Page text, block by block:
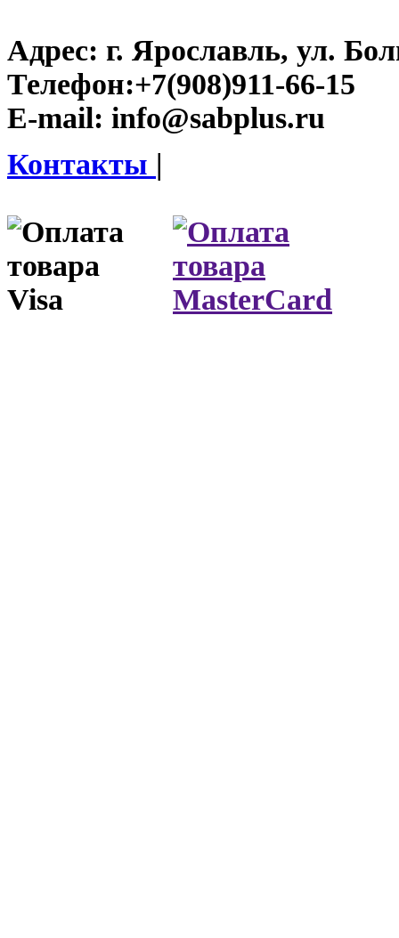
Адрес: г. Ярославль, ул.
Телефон:+7(908)911-66-15
E-mail: info@sabplus.ru
Контакты |